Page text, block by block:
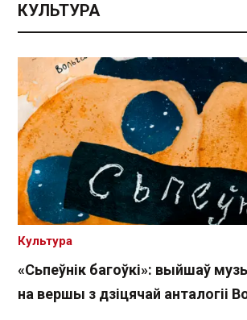
КУЛЬТУРА
«Сьпеўнік багоўкі»: выйшаў
на вершы з дзіцячай анталогіі
Культура